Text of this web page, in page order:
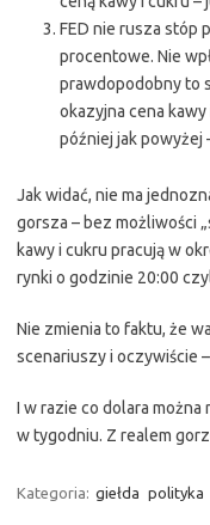
FED nie rusza stóp
procentowe. Nie
prawdopodobny to
okazyjna cena
później jak powyżej
Jak widać, nie ma
gorsza – bez możliwości
kawy i cukru pracują w
rynki o godzinie 20:00
Nie zmienia to faktu, że
scenariuszy i oczywiście
I w razie co dolara można
w tygodniu. Z realem
Kategoria: giełda polityka